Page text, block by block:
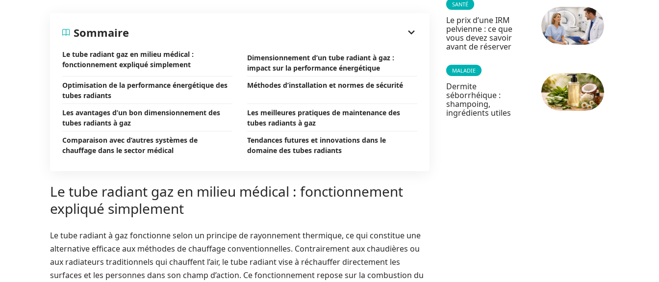
Sommaire
Le tube radiant gaz en milieu médical :
fonctionnement expliqué simplement
Dimensionnement d’un tube radiant à gaz :
impact sur la performance énergétique
Optimisation de la performance énergétique des
tubes radiants
Méthodes d’installation et normes de sécurité
Les avantages d’un bon dimensionnement des
tubes radiants à gaz
Les meilleures pratiques de maintenance des
tubes radiants à gaz
Comparaison avec d’autres systèmes de
chauffage dans le sector médical
Tendances futures et innovations dans le
domaine des tubes radiants
Le tube radiant gaz en milieu médical : fonctionnement
expliqué simplement
Le tube radiant à gaz fonctionne selon un principe de rayonnement thermique, ce qui constitue une
alternative efficace aux méthodes de chauffage conventionnelles. Contrairement aux chaudières ou
aux radiateurs traditionnels qui chauffent l’air, le tube radiant vise à réchauffer directement les
surfaces et les personnes dans son champ d’action. Ce fonctionnement repose sur la combustion du
SANTÉ
Le prix d’une IRM
pelvienne : ce que
vous devez savoir
avant de réserver
MALADIE
Dermite
séborrhéique :
shampoing,
ingrédients utiles